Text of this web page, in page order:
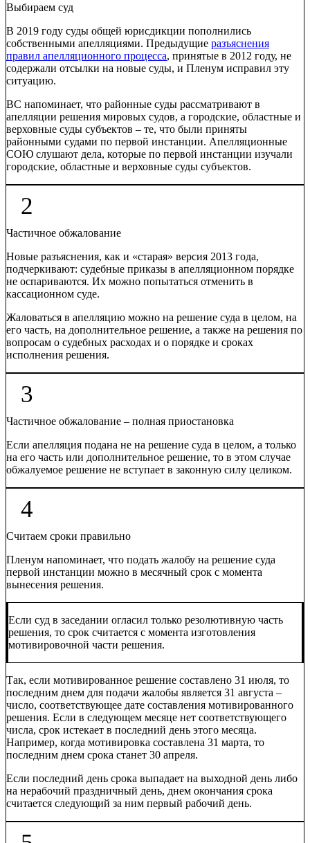
Выбираем суд
В 2019 году суды общей юрисдикции пополнились
собственными апелляциями. Предыдущие разъяснения
правил апелляционного процесса, принятые в 2012 году, не
содержали отсылки на новые суды, и Пленум исправил эту
ситуацию.
ВС напоминает, что районные суды рассматривают в
апелляции решения мировых судов, а городские, областные и
верховные суды субъектов – те, что были приняты
районными судами по первой инстанции. Апелляционные
CОЮ слушают дела, которые по первой инстанции изучали
городские, областные и верховные суды субъектов.
2
Частичное обжалование
Новые разъяснения, как и «старая» версия 2013 года,
подчеркивают: судебные приказы в апелляционном порядке
не оспариваются. Их можно попытаться отменить в
кассационном суде.
Жаловаться в апелляцию можно на решение суда в целом, на
его часть, на дополнительное решение, а также на решения по
вопросам о судебных расходах и о порядке и сроках
исполнения решения.
3
Частичное обжалование – полная приостановка
Если апелляция подана не на решение суда в целом, а только
на его часть или дополнительное решение, то в этом случае
обжалуемое решение не вступает в законную силу целиком.
4
Считаем сроки правильно
Пленум напоминает, что подать жалобу на решение суда
первой инстанции можно в месячный срок с момента
вынесения решения.
Если суд в заседании огласил только резолютивную часть
решения, то срок считается с момента изготовления
мотивировочной части решения.
Так, если мотивированное решение составлено 31 июля, то
последним днем для подачи жалобы является 31 августа –
число, соответствующее дате составления мотивированного
решения. Если в следующем месяце нет соответствующего
числа, срок истекает в последний день этого месяца.
Например, когда мотивировка составлена 31 марта, то
последним днем срока станет 30 апреля.
Если последний день срока выпадает на выходной день либо
на нерабочий праздничный день, днем окончания срока
считается следующий за ним первый рабочий день.